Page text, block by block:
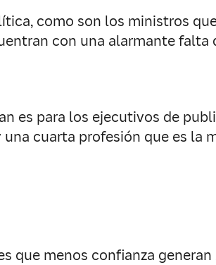
como son los ministros
con una alarmante
es para los ejecutivos de
cuarta profesión que es la
que menos confianza